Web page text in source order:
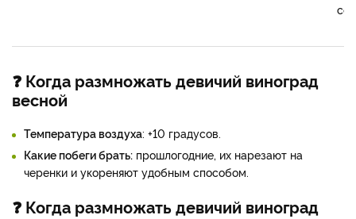
❓ Когда размножать девичий виноград
весной
Температура воздуха: +10 градусов.
Какие побеги брать: прошлогодние, их нарезают на
черенки и укореняют удобным способом.
❓ Когда размножать девичий виноград